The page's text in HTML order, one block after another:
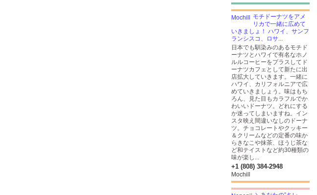
モチドーナツをアメ
リカで一緒に広めて
いきましょ！ ハワイ、サンフ
ランシスコ、ロサ...
日本でも馴染みのあるモチド
ーナツとハワイで有名なホノ
ルルコーヒーをプラスしてド
ーナツカフェとして新たに出
店拡大していきます。一緒に
ハワイ、カリフォルニアで広
めていきましょう。味はもち
ろん、見た目もカラフルでか
わいいドーナツ。どれにする
か迷ってしまいますね。イン
スタ映え間違いなしのドーナ
ツ。チョコレートやクッキー
＆クリームなどの定番の味か
らきなこや抹茶、ほうじ茶な
ど和テイストなど約30種類の
味が楽し...
+1 (808) 384-2948
Mochill